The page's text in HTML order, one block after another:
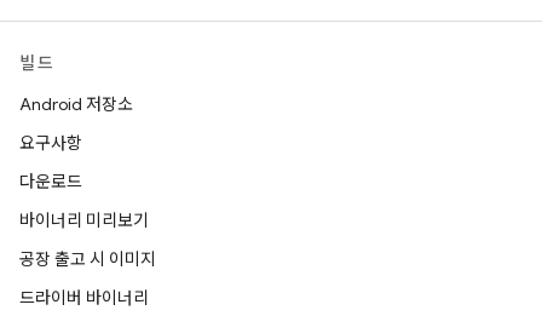
빌드
Android 저장소
요구사항
다운로드
바이너리 미리보기
공장 출고 시 이미지
드라이버 바이너리